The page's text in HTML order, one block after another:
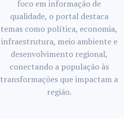
foco em informação de
qualidade, o portal destaca
temas como política, economia,
infraestrutura, meio ambiente e
desenvolvimento regional,
conectando a população às
transformações que impactam a
região.